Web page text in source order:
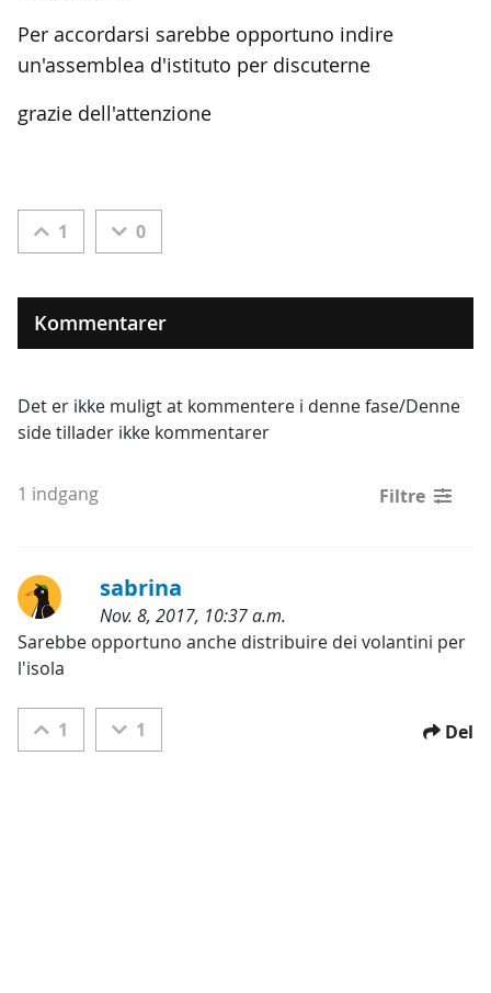
Per accordarsi sarebbe opportuno indire
un'assemblea d'istituto per discuterne
grazie dell'attenzione
1 0
Kommentarer
Det er ikke muligt at kommentere i denne fase/Denne
side tillader ikke kommentarer
1 indgang Filtre
sabrina
Nov. 8, 2017, 10:37 a.m.
Kategorier:
Sarebbe opportuno anche distribuire dei volantini per
l'isola
1 1 Del